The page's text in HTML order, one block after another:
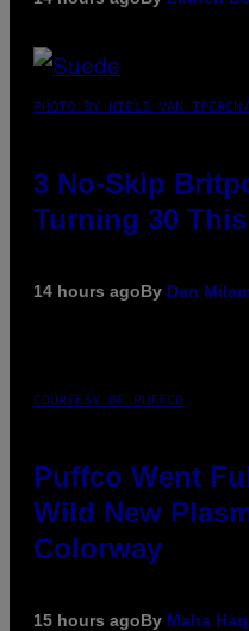
PHOTO BY NIELS VAN
3 No-Skip
Turning 30
14 hours agoBy Dan
COURTESY OF PUFFCO
Puffco Went
Wild New
Colorway
15 hours agoBy Maha Haq